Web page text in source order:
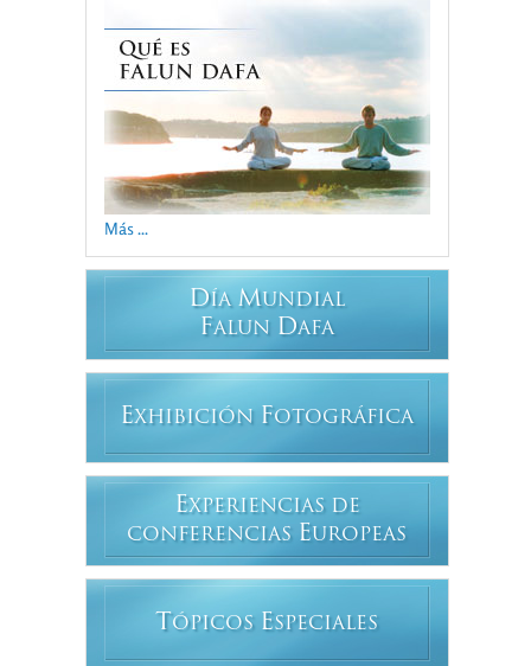
Más ...
DÍA MUNDIAL
FALUN DAFA
EXHIBICIÓN FOTOGRÁFICA
EXPERIENCIAS DE
CONFERENCIAS EUROPEAS
T ÓPICOS ESPECIALES